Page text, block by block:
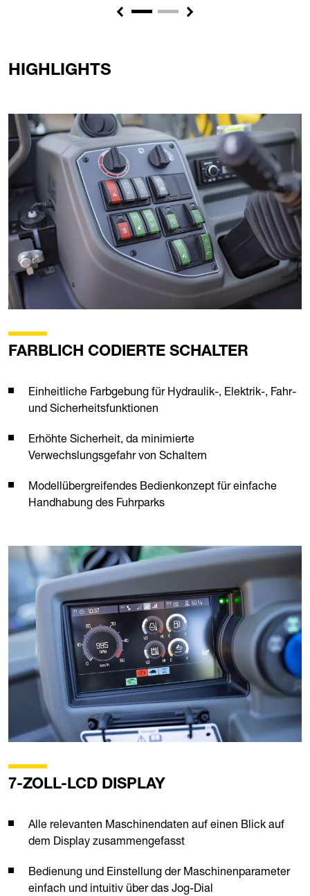
Previous Next
HIGHLIGHTS
FARBLICH CODIERTE SCHALTER
Einheitliche Farbgebung für Hydraulik-, Elektrik-, Fahr-
und Sicherheitsfunktionen
Erhöhte Sicherheit, da minimierte
Verwechslungsgefahr von Schaltern
Modellübergreifendes Bedienkonzept für einfache
Handhabung des Fuhrparks
7-ZOLL-LCD DISPLAY
Alle relevanten Maschinendaten auf einen Blick auf
dem Display zusammengefasst
Bedienung und Einstellung der Maschinenparameter
einfach und intuitiv über das Jog-Dial